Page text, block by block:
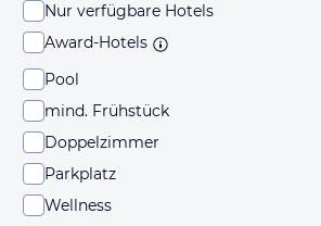
Nur verfügbare Hotels
Award-Hotels
Pool
mind. Frühstück
Doppelzimmer
Parkplatz
Wellness